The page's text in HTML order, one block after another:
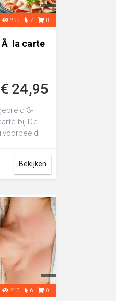
233 7 0
Ã la carte
€ 24,95
3-
bij De
Bekijken
210 6 0